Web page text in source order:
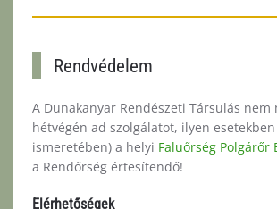
Rendvédelem
A Dunakanyar Rendészeti Társulás nem
hétvégén ad szolgálatot, ilyen
ismeretében) a helyi Faluőrség Polgárőr
a Rendőrség értesítendő!
Elérhetőségek